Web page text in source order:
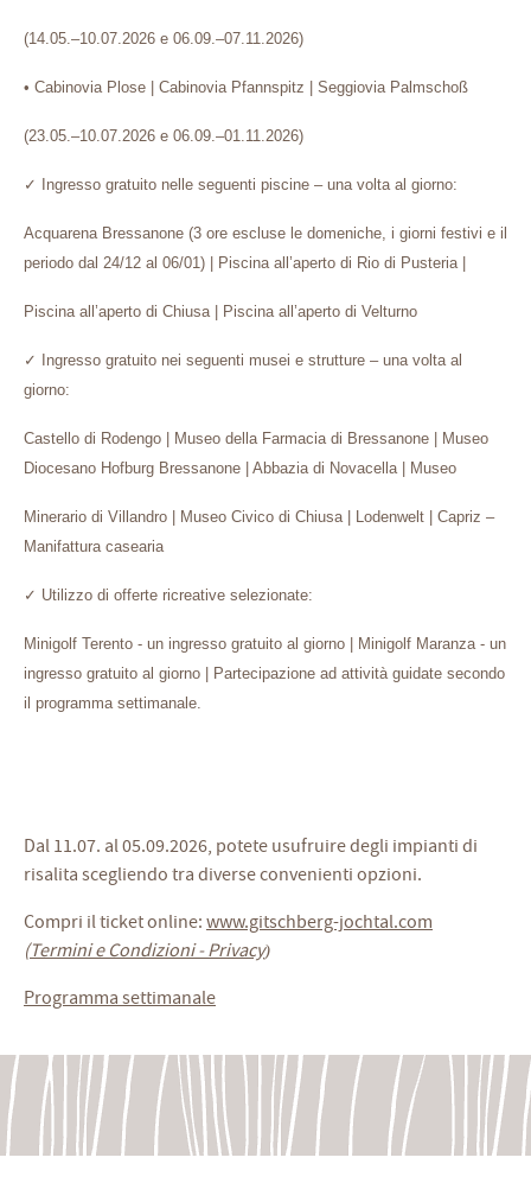
(14.05.–10.07.2026 e 06.09.–07.11.2026)
• Cabinovia Plose | Cabinovia Pfannspitz | Seggiovia Palmschoß
(23.05.–10.07.2026 e 06.09.–01.11.2026)
✓ Ingresso gratuito nelle seguenti piscine – una volta al giorno:
Acquarena Bressanone (3 ore escluse le domeniche, i giorni festivi e il
periodo dal 24/12 al 06/01) | Piscina all’aperto di Rio di Pusteria |
Piscina all’aperto di Chiusa | Piscina all’aperto di Velturno
✓
Ingresso gratuito nei seguenti musei e strutture – una volta al
giorno:
Castello di Rodengo | Museo della Farmacia di Bressanone | Museo
Diocesano Hofburg Bressanone | Abbazia di Novacella | Museo
Minerario di Villandro | Museo Civico di Chiusa | Lodenwelt | Capriz –
Manifattura casearia
✓ Utilizzo di offerte ricreative selezionate:
Minigolf Terento - un ingresso gratuito al giorno | Minigolf Maranza - un
ingresso gratuito al giorno | Partecipazione ad attività guidate secondo
il programma settimanale.
Dal 11.07. al 05.09.2026, potete usufruire degli impianti di
risalita scegliendo tra diverse convenienti opzioni.
Compri il ticket online: www.gitschberg-jochtal.com
(Termini e Condizioni - Privacy)
Programma settimanale